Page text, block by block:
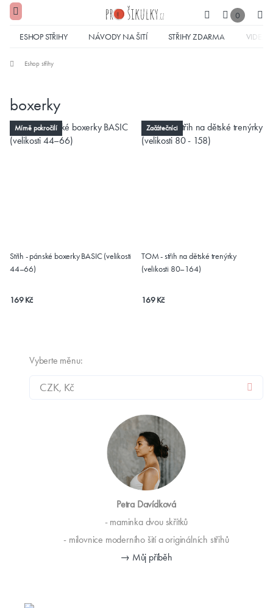
0
ESHOP STŘIHY NÁVODY NA ŠITÍ STŘIHY ZDARMA VIDEA
Eshop střihy
boxerky
Střih - pánské boxerky BASIC (velikosti
44–66)
169 Kč
Mírně pokročilí
TOM - střih na dětské trenýrky
(velikosti 80–164)
169 Kč
Začátečníci
Vyberte měnu:
Petra Davídková
- maminka dvou skřítků
- milovnice moderního šití a originálních střihů
→ Můj příběh